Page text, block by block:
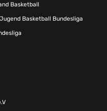
Basketball
Basketball Bundesliga